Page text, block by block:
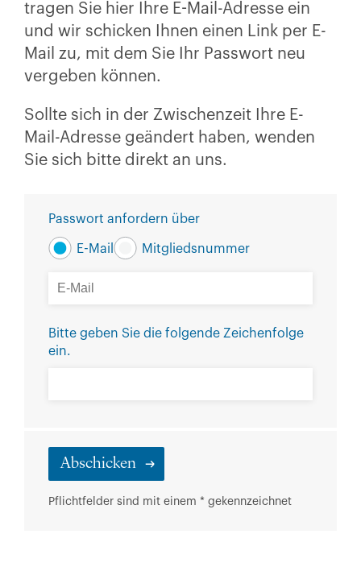
tragen Sie hier Ihre E-Mail-Adresse ein
und wir schicken Ihnen einen Link per E-
Mail zu, mit dem Sie Ihr Passwort neu
vergeben können.
Sollte sich in der Zwischenzeit Ihre E-
Mail-Adresse geändert haben, wenden
Sie sich bitte direkt an uns.
Passwort anfordern über
E-Mail Mitgliedsnummer
Bitte geben Sie die folgende Zeichenfolge
ein.
Pflichtfelder sind mit einem * gekennzeichnet